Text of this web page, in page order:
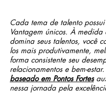
Cada tema de talento possui
Vantagem únicos. À medida
domina seus talentos, você
los mais produtivamente,
forma consistente seu
relacionamentos e bem-
baseado em Pontos Fortes
nessa jornada pela